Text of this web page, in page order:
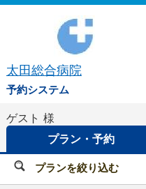
太田総合病院
予約システム
ゲスト 様
プラン・予約
プランを絞り込む